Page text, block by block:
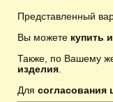
Представленный
Вы можете купить
Также, по Вашему
изделия
Для согласования